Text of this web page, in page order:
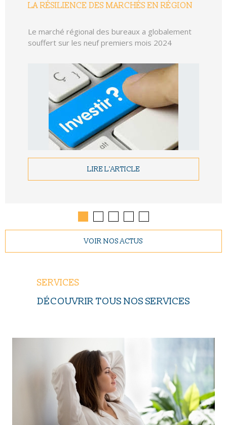
LA RÉSILIENCE DES MARCHÉS EN RÉGION
Le marché régional des bureaux a globalement
souffert sur les neuf premiers mois 2024
LIRE L'ARTICLE
VOIR NOS ACTUS
SERVICES
DÉCOUVRIR TOUS NOS SERVICES